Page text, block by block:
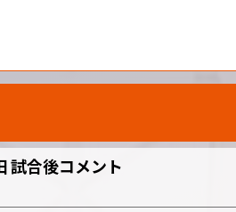
試合後コメント